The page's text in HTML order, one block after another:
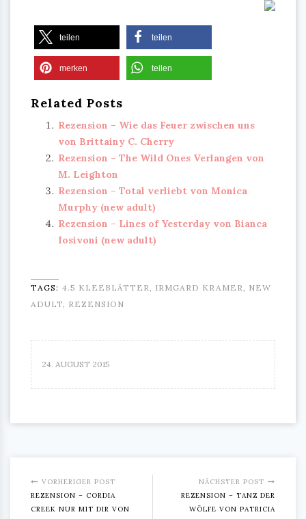
teilen teilen
merken teilen
Related Posts
Rezension – Wie das Feuer zwischen uns
von Brittainy C. Cherry
Rezension – The Wild Ones Verlangen von
M. Leighton
Rezension – Total verliebt von Monica
Murphy (new adult)
Rezension – Lines of Yesterday von Bianca
Iosivoni (new adult)
TAGS: 4.5 KLEEBLÄTTER, IRMGARD KRAMER, NEW
ADULT, REZENSION
24. AUGUST 2015
VORHERIGER POST
REZENSION – CORDIA
CREEK NUR MIT DIR VON
NÄCHSTER POST
REZENSION – TANZ DER
WÖLFE VON PATRICIA